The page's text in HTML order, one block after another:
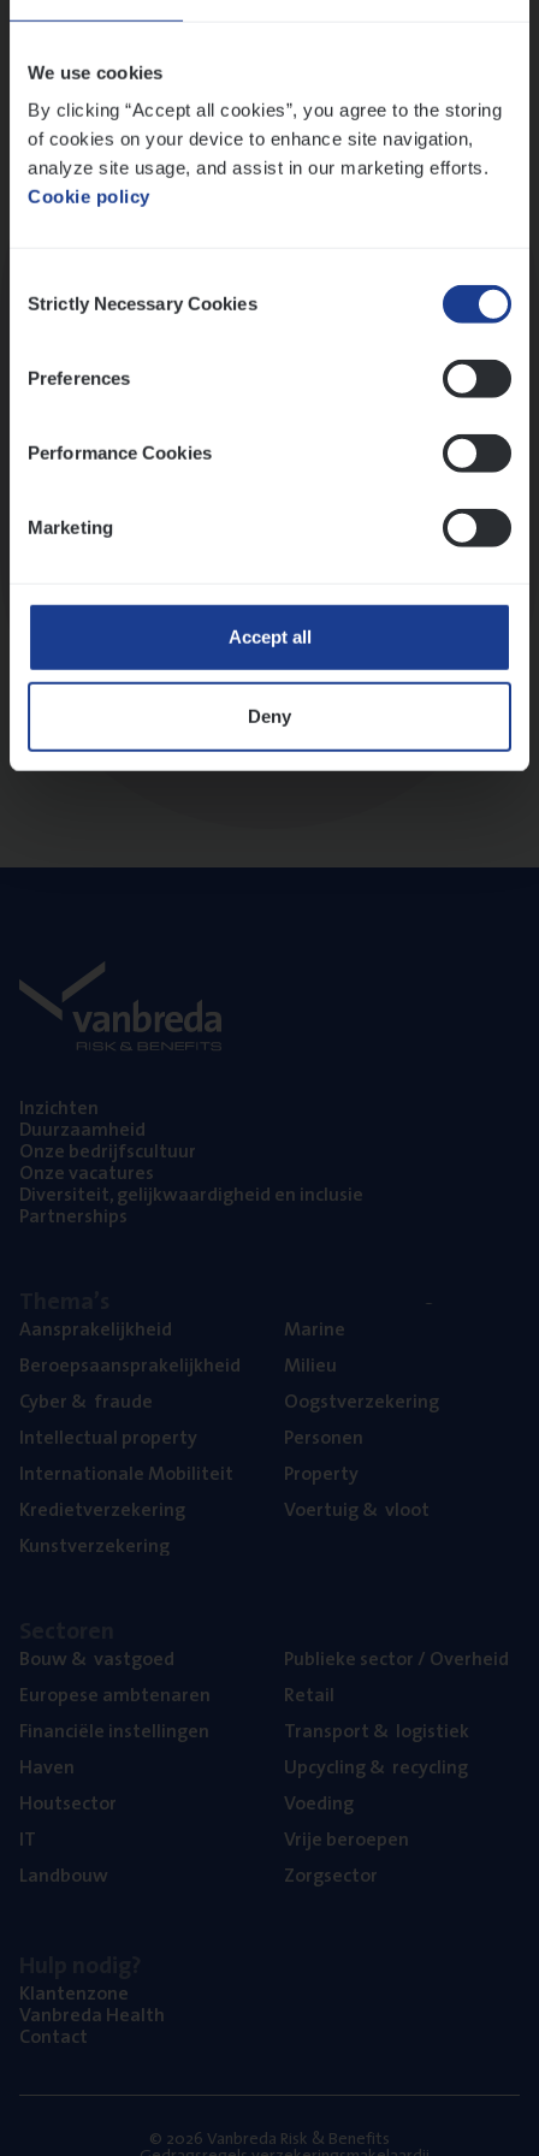
We use cookies
By clicking “Accept all cookies”, you agree to the storing
of cookies on your device to enhance site navigation,
analyze site usage, and assist in our marketing efforts.
Cookie policy
Selection
Strictly Necessary Cookies
Preferences
Performance Cookies
Marketing
Accept all
Deny
Inzich­ten
Duur­zaam­heid
Onze bedrijfs­cul­tuur
Onze vaca­tu­res
Diver­si­teit, gelijk­waar­dig­heid en inclusie
Part­ner­ships
Aan­spra­ke­lijk­heid
Beroeps­aan­spra­ke­lijk­heid
Cyber& fraude
Intel­lec­tu­al property
Inter­na­ti­o­na­le Mobiliteit
Kre­diet­ver­ze­ke­ring
Kunst­ver­ze­ke­ring
Mari­ne
Mili­eu
Oogst­ver­ze­ke­ring
Per­so­nen
Pro­per­ty
Voer­tuig& vloot
Bouw& vastgoed
Euro­pe­se ambtenaren
Finan­ci­ë­le instellingen
Haven
Hout­sec­tor
IT
Land­bouw
Publie­ke sec­tor / Overheid
Retail
Trans­port& logistiek
Upcy­cling& recycling
Voe­ding
Vrije beroe­pen
Zorg­sec­tor
Klan­ten­zo­ne
Van­b­re­da Health
Con­tact
© 2026 Vanbreda Risk & Benefits